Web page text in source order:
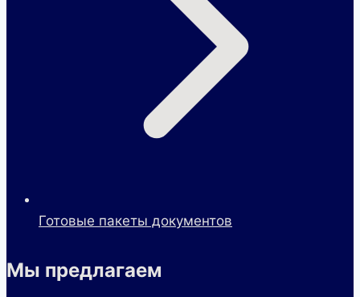
Готовые пакеты документов
Мы предлагаем